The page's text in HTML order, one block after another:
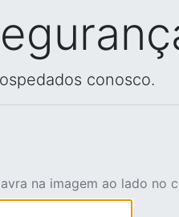
conosco.
na imagem ao lado no